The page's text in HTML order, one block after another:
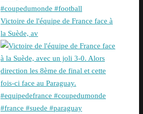
Victoire de l'équipe de France face à
la Suède, av